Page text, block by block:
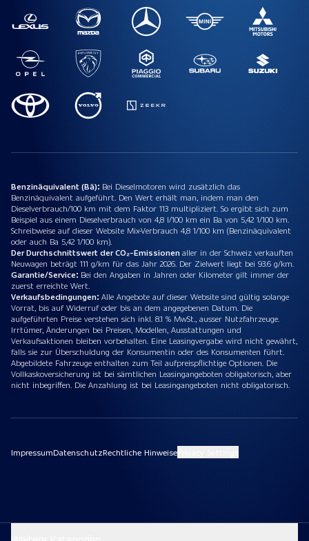
Benzinäquivalent (Bä): Bei Dieselmotoren wird zusätzlich das
Benzinäquivalent aufgeführt. Den Wert erhält man, indem man den
Dieselverbrauch/100 km mit dem Faktor 113 multipliziert. So ergibt sich zum
Beispiel aus einem Dieselverbrauch von 4,8 l/100 km ein Ba von 5,42 1/100 km.
Schreibweise auf dieser Website Mix-Verbrauch 4,8 1/100 km (Benzinäquivalent
oder auch Ba 5,42 1/100 km).
Der Durchschnittswert der CO₂-Emissionenaller in der Schweiz verkauften
Neuwagen beträgt 111 g/km für das Jahr 2026. Der Zielwert liegt bei 93.6 g/km.
Garantie/Service: Bei den Angaben in Jahren oder Kilometer gilt immer der
zuerst erreichte Wert.
Verkaufsbedingungen: Alle Angebote auf dieser Website sind gültig solange
Vorrat, bis auf Widerruf oder bis an dem angegebenen Datum. Die
aufgeführten Preise verstehen sich inkl. 8.1 % MwSt., ausser Nutzfahrzeuge.
Irrtümer, Änderungen bei Preisen, Modellen, Ausstattungen und
Verkaufsaktionen bleiben vorbehalten. Eine Leasingvergabe wird nicht gewährt,
falls sie zur Überschuldung der Konsumentin oder des Konsumenten führt.
Abgebildete Fahrzeuge enthalten zum Teil aufpreispflichtige Optionen. Die
Vollkaskoversicherung ist bei sämtlichen Leasingangeboten obligatorisch, aber
nicht inbegriffen. Die Anzahlung ist bei Leasingangeboten nicht obligatorisch.
ImpressumDatenschutzRechtliche Hinweise